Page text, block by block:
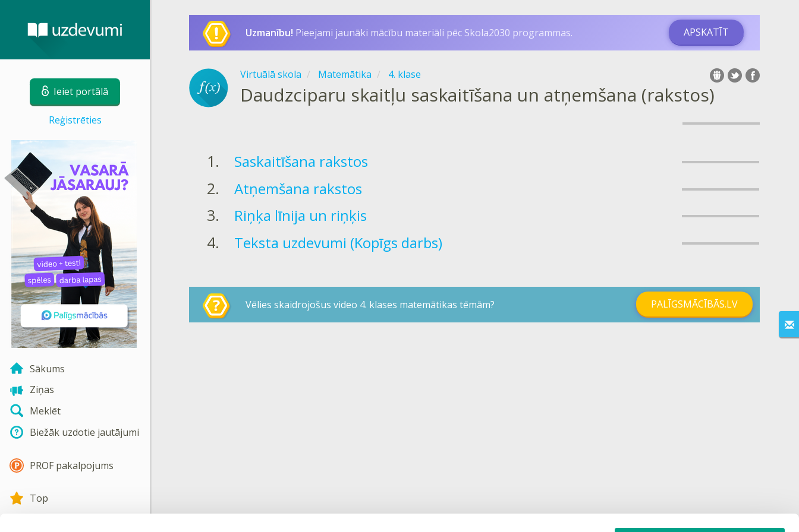
Ieiet portālā
Reģistrēties
Sākums
Ziņas
Meklēt
Biežāk uzdotie jautājumi
PROF pakalpojums
Top
Uzmanību! Pieejami jaunāki mācību materiāli pēc Skola2030 programmas. APSKATĪT
Virtuālā skola Matemātika 4. klase
Daudzciparu skaitļu saskaitīšana un atņemšana (rakstos)
Saskaitīšana rakstos
Atņemšana rakstos
Riņķa līnija un riņķis
Teksta uzdevumi (Kopīgs darbs)
Vēlies skaidrojošus video 4. klases matemātikas tēmām? PALĪGSMĀCĪBĀS.LV